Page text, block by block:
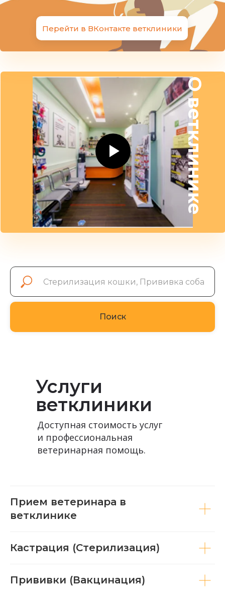
О ветклинике
Перейти в ВКонтакте ветклиники
Поиск
Услуги
ветклиники
Доступная стоимость услуг
и профессиональная
ветеринарная помощь.
Прием ветеринара в
ветклинике
Кастрация (Стерилизация)
Прививки (Вакцинация)